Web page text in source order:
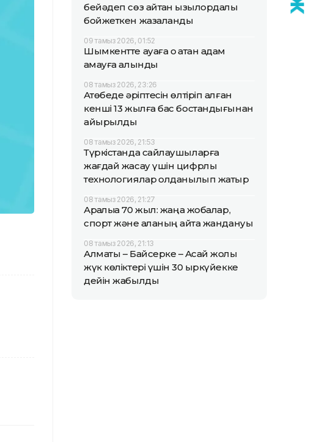
бейәдеп сөз айтқан қызылордалық
бойжеткен жазаланды
09 тамыз 2026, 01:52
Шымкентте ауаға оқ атқан адам
қамауға алынды
08 тамыз 2026, 23:26
Ақтөбеде әріптесін өлтіріп алған
кенші 13 жылға бас бостандығынан
айырылды
08 тамыз 2026, 21:53
Түркістанда сайлаушыларға
жағдай жасау үшін цифрлық
технологиялар қолданылып жатыр
08 тамыз 2026, 21:27
Арқалыққа 70 жыл: жаңа жобалар,
спорт және қаланың қайта жандануы
08 тамыз 2026, 21:13
Алматы – Байсерке – Ақсай жолы
жүк көліктері үшін 30 қыркүйекке
дейін жабылды